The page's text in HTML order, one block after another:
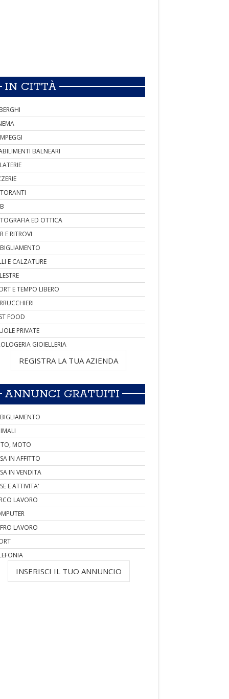
IN CITTÀ
BALNEARI
ED OTTICA
E RITROVI
E CALZATURE
E TEMPO LIBERO
FOOD
PRIVATE
GIOIELLERIA
REGISTRA LA TUA AZIENDA
ANNUNCI GRATUITI
MOTO
IN AFFITTO
IN VENDITA
E ATTIVITA'
LAVORO
LAVORO
INSERISCI IL TUO ANNUNCIO